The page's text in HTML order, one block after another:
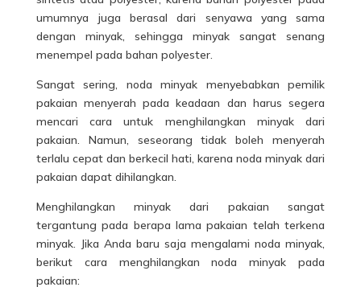
umumnya juga berasal dari senyawa yang sama
dengan minyak, sehingga minyak sangat senang
menempel pada bahan polyester.
Sangat sering, noda minyak menyebabkan pemilik
pakaian menyerah pada keadaan dan harus segera
mencari cara untuk menghilangkan minyak dari
pakaian. Namun, seseorang tidak boleh menyerah
terlalu cepat dan berkecil hati, karena noda minyak dari
pakaian dapat dihilangkan.
Menghilangkan minyak dari pakaian sangat
tergantung pada berapa lama pakaian telah terkena
minyak. Jika Anda baru saja mengalami noda minyak,
berikut cara menghilangkan noda minyak pada
pakaian: